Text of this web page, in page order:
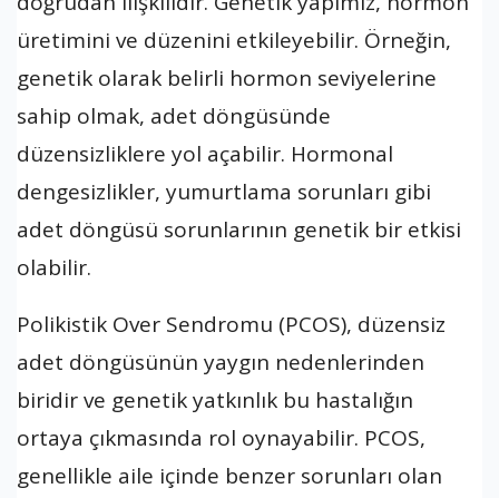
üretimini ve düzenini etkileyebilir. Örneğin,
genetik olarak belirli hormon seviyelerine
sahip olmak, adet döngüsünde
düzensizliklere yol açabilir. Hormonal
dengesizlikler, yumurtlama sorunları gibi
adet döngüsü sorunlarının genetik bir etkisi
olabilir.
Polikistik Over Sendromu (PCOS), düzensiz
adet döngüsünün yaygın nedenlerinden
biridir ve genetik yatkınlık bu hastalığın
ortaya çıkmasında rol oynayabilir. PCOS,
genellikle aile içinde benzer sorunları olan